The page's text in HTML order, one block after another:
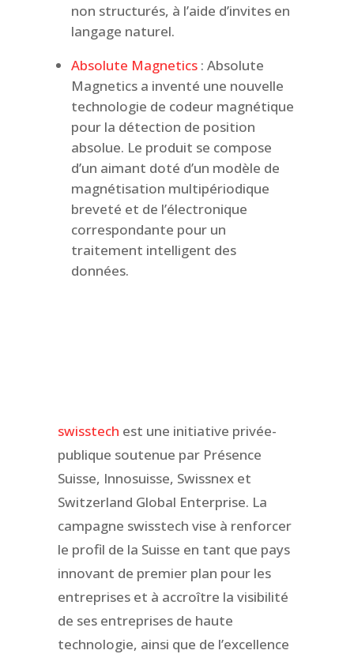
non structurés, à l’aide d’invites en
langage naturel.
Absolute Magnetics : Absolute
Magnetics a inventé une nouvelle
technologie de codeur magnétique
pour la détection de position
absolue. Le produit se compose
d’un aimant doté d’un modèle de
magnétisation multipériodique
breveté et de l’électronique
correspondante pour un
traitement intelligent des
données.
swisstech est une initiative privée-
publique soutenue par Présence
Suisse, Innosuisse, Swissnex et
Switzerland Global Enterprise. La
campagne swisstech vise à renforcer
le profil de la Suisse en tant que pays
innovant de premier plan pour les
entreprises et à accroître la visibilité
de ses entreprises de haute
technologie, ainsi que de l’excellence